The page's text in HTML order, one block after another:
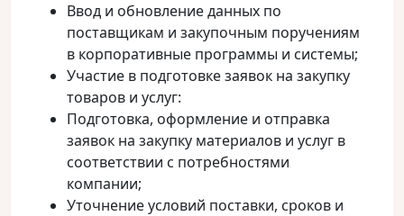
Ввод и обновление данных по
поставщикам и закупочным поручениям
в корпоративные программы и системы;
Участие в подготовке заявок на закупку
товаров и услуг:
Подготовка, оформление и отправка
заявок на закупку материалов и услуг в
соответствии с потребностями
компании;
Уточнение условий поставки, сроков и